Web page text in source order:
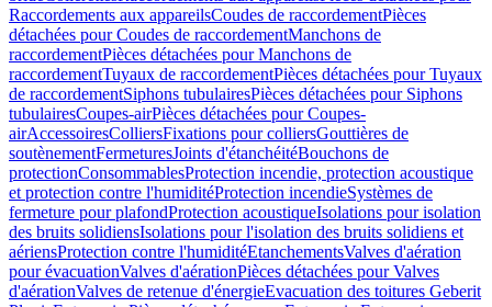
Raccordements aux appareilsCoudes de raccordementPièces
détachées pour Coudes de raccordementManchons de
raccordementPièces détachées pour Manchons de
raccordementTuyaux de raccordementPièces détachées pour Tuyaux
de raccordementSiphons tubulairesPièces détachées pour Siphons
tubulairesCoupes-airPièces détachées pour Coupes-
airAccessoiresColliersFixations pour colliersGouttières de
soutènementFermeturesJoints d'étanchéitéBouchons de
protectionConsommablesProtection incendie, protection acoustique
et protection contre l'humiditéProtection incendieSystèmes de
fermeture pour plafondProtection acoustiqueIsolations pour isolation
des bruits solidiensIsolations pour l'isolation des bruits solidiens et
aériensProtection contre l'humiditéEtanchementsValves d'aération
pour évacuationValves d'aérationPièces détachées pour Valves
d'aérationValves de retenue d'énergieEvacuation des toitures Geberit